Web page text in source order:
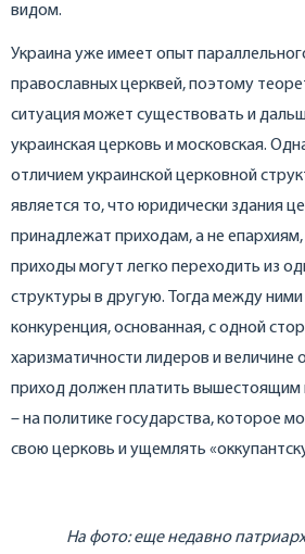
видом.
Украина уже имеет опыт
православных церквей, поэтому
ситуация может существовать и
украинская церковь и московская.
отличием украинской церковной
является то, что юридически здания
принадлежат приходам, а не
приходы могут легко переходить из
структуры в другую. Тогда между ними
конкуренция, основанная, с одной
харизматичности лидеров и величине
приход должен платить вышестоящим
– на политике государства, которое
свою церковь и ущемлять
На фото: еще недавно